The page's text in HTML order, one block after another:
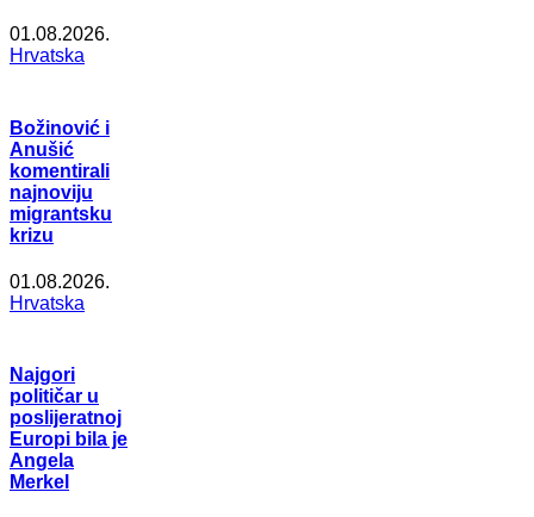
01.08.2026.
Hrvatska
Božinović i
Anušić
komentirali
najnoviju
migrantsku
krizu
01.08.2026.
Hrvatska
Najgori
političar u
poslijeratnoj
Europi bila je
Angela
Merkel